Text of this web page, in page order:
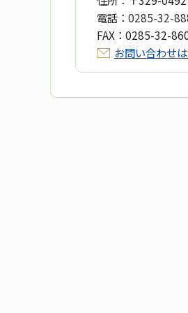
電話： 0285-32-
FAX： 0285-32-
お問い合わせ